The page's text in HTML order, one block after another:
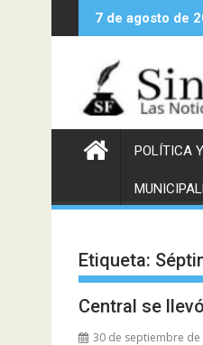
al
7 de agosto de
POLÍTICA
Etiqueta:
Central se
30 de septiembre de